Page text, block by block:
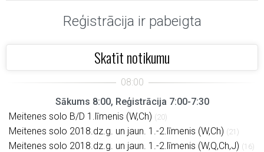
Reģistrācija ir pabeigta
Skatīt notikumu
Sākums 8:00, Reģistrācija 7:00-7:30
Meitenes solo B/D 1.līmenis (W,Ch) (20)
Meitenes solo 2018.dz.g. un jaun. 1.-2.līmenis (W,Ch) (21)
Meitenes solo 2018.dz.g. un jaun. 1.-2.līmenis (W,Q,Ch,J) (16)